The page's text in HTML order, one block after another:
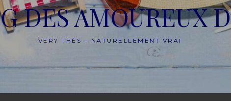
DES AMOUREUX
VERY THÉS – NATURELLEMENT VRAI